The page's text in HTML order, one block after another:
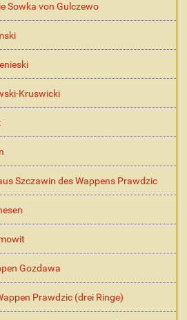
Sowka von Gulczewo
Kruswicki
Szczawin des Wappens Prawdzic
Gozdawa
Prawdzic (drei Ringe)